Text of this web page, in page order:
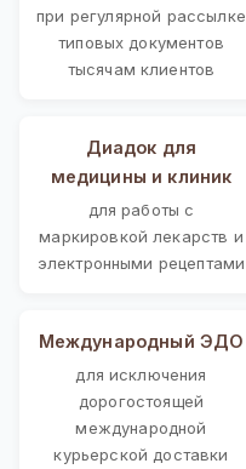
при регулярной рассылке
типовых документов
тысячам клиентов
Диадок для
медицины и клиник
для работы с
маркировкой лекарств и
электронными рецептами
Международный ЭДО
для исключения
дорогостоящей
международной
курьерской доставки